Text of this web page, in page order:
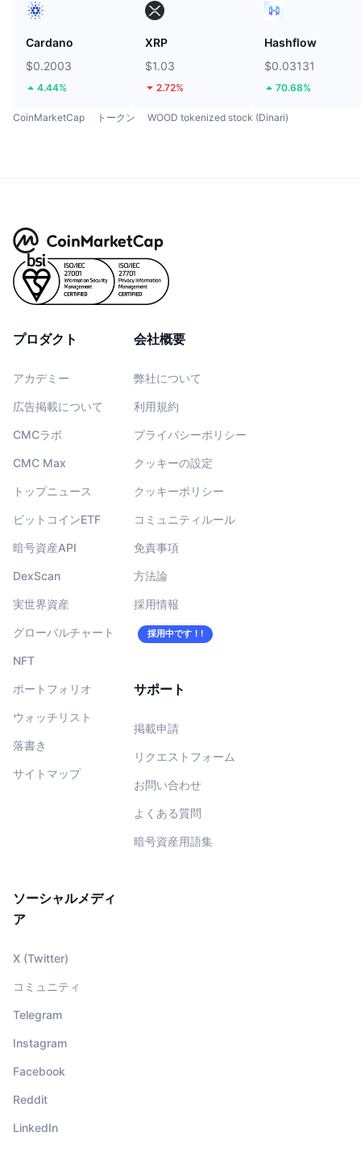
Cardano
$0.2003
4.44%
XRP
$1.03
2.72%
Hashflow
$0.03131
70.68%
CoinMarketCap トークン WOOD tokenized stock (Dinari)
プロダクト
アカデミー
広告掲載について
CMCラボ
CMC Max
トップニュース
ビットコインETF
暗号資産API
DexScan
実世界資産
グローバルチャート
NFT
ポートフォリオ
ウォッチリスト
落書き
サイトマップ
会社概要
弊社について
利用規約
プライバシーポリシー
クッキーの設定
クッキーポリシー
コミュニティルール
免責事項
方法論
採用情報
採用中です！!
サポート
掲載申請
リクエストフォーム
お問い合わせ
よくある質問
暗号資産用語集
ソーシャルメディ
ア
X (Twitter)
コミュニティ
Telegram
Instagram
Facebook
Reddit
LinkedIn